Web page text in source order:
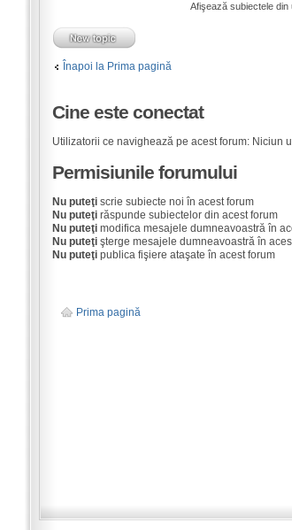
Afişează subiectele din
Înapoi la Prima pagină
Cine este conectat
Utilizatorii ce navighează pe acest forum: Niciun
Permisiunile forumului
Nu puteţiscrie subiecte noi în acest forum
Nu puteţirăspunde subiectelor din acest forum
Nu puteţimodifica mesajele dumneavoastră în
Nu puteţişterge mesajele dumneavoastră în
Nu puteţipublica fişiere ataşate în acest forum
Prima pagină